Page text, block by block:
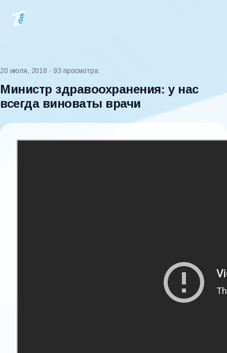
20 июля, 2018 · 93 просмотра
Министр здравоохранения: у нас
всегда виноваты врачи